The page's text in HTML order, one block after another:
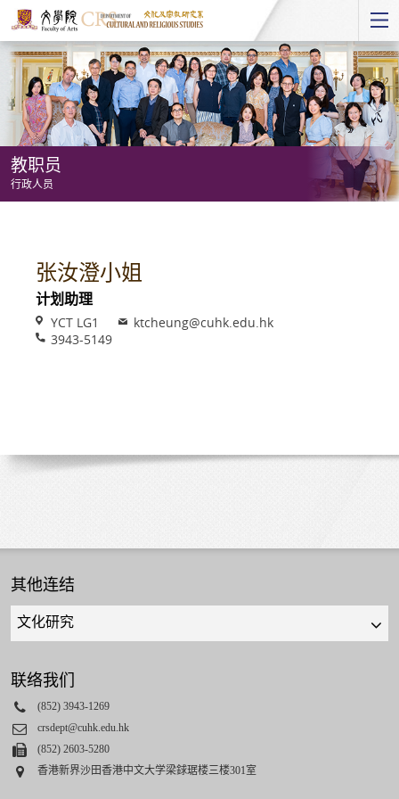
Start
main
Content
教职员
行政人员
张汝澄小姐
计划助理
VenueYCT LG1 Emailktcheung@cuhk.edu.hk
Phone3943-5149
其他连结
Quick
links
select
联络我们
Phone
(852) 3943-1269
Email
crsdept@cuhk.edu.hk
Fax(852) 2603-5280
Address
香港新界沙田香港中文大学梁銶琚楼三楼301室